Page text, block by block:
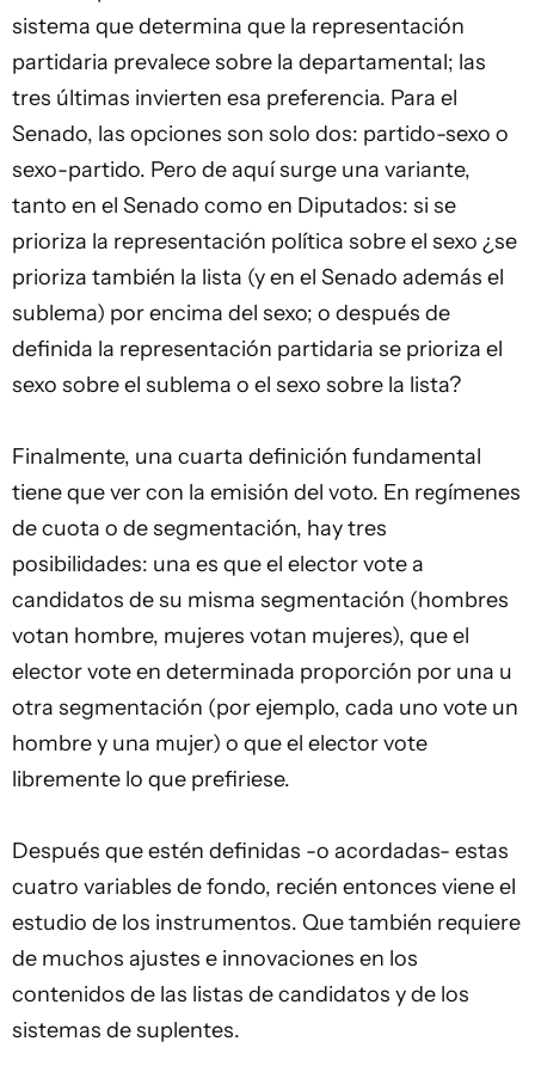
sistema que determina que la representación
partidaria prevalece sobre la departamental; las
tres últimas invierten esa preferencia. Para el
Senado, las opciones son solo dos: partido-sexo o
sexo-partido. Pero de aquí surge una variante,
tanto en el Senado como en Diputados: si se
prioriza la representación política sobre el sexo ¿se
prioriza también la lista (y en el Senado además el
sublema) por encima del sexo; o después de
definida la representación partidaria se prioriza el
sexo sobre el sublema o el sexo sobre la lista?
Finalmente, una cuarta definición fundamental
tiene que ver con la emisión del voto. En regímenes
de cuota o de segmentación, hay tres
posibilidades: una es que el elector vote a
candidatos de su misma segmentación (hombres
votan hombre, mujeres votan mujeres), que el
elector vote en determinada proporción por una u
otra segmentación (por ejemplo, cada uno vote un
hombre y una mujer) o que el elector vote
libremente lo que prefiriese.
Después que estén definidas -o acordadas- estas
cuatro variables de fondo, recién entonces viene el
estudio de los instrumentos. Que también requiere
de muchos ajustes e innovaciones en los
contenidos de las listas de candidatos y de los
sistemas de suplentes.